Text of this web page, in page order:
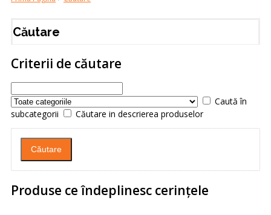
Căutare
Criterii de căutare
Caută în
subcategorii
Căutare in descrierea produselor
Produse ce îndeplinesc cerinţele